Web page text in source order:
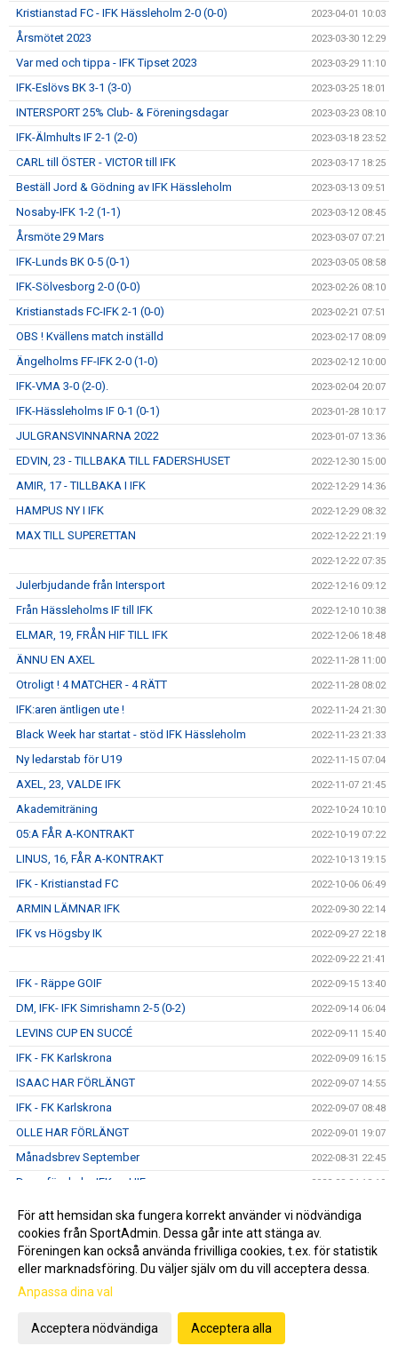
Kristianstad FC - IFK Hässleholm 2-0 (0-0) 2023-04-01 10:03
Årsmötet 2023 2023-03-30 12:29
Var med och tippa - IFK Tipset 2023 2023-03-29 11:10
IFK-Eslövs BK 3-1 (3-0) 2023-03-25 18:01
INTERSPORT 25% Club- & Föreningsdagar 2023-03-23 08:10
IFK-Älmhults IF 2-1 (2-0) 2023-03-18 23:52
CARL till ÖSTER - VICTOR till IFK 2023-03-17 18:25
Beställ Jord & Gödning av IFK Hässleholm 2023-03-13 09:51
Nosaby-IFK 1-2 (1-1) 2023-03-12 08:45
Årsmöte 29 Mars 2023-03-07 07:21
IFK-Lunds BK 0-5 (0-1) 2023-03-05 08:58
IFK-Sölvesborg 2-0 (0-0) 2023-02-26 08:10
Kristianstads FC-IFK 2-1 (0-0) 2023-02-21 07:51
OBS ! Kvällens match inställd 2023-02-17 08:09
Ängelholms FF-IFK 2-0 (1-0) 2023-02-12 10:00
IFK-VMA 3-0 (2-0). 2023-02-04 20:07
IFK-Hässleholms IF 0-1 (0-1) 2023-01-28 10:17
JULGRANSVINNARNA 2022 2023-01-07 13:36
EDVIN, 23 - TILLBAKA TILL FADERSHUSET 2022-12-30 15:00
AMIR, 17 - TILLBAKA I IFK 2022-12-29 14:36
HAMPUS NY I IFK 2022-12-29 08:32
MAX TILL SUPERETTAN 2022-12-22 21:19
2022-12-22 07:35
Julerbjudande från Intersport 2022-12-16 09:12
Från Hässleholms IF till IFK 2022-12-10 10:38
ELMAR, 19, FRÅN HIF TILL IFK 2022-12-06 18:48
ÄNNU EN AXEL 2022-11-28 11:00
Otroligt ! 4 MATCHER - 4 RÄTT 2022-11-28 08:02
IFK:aren äntligen ute ! 2022-11-24 21:30
Black Week har startat - stöd IFK Hässleholm 2022-11-23 21:33
Ny ledarstab för U19 2022-11-15 07:04
AXEL, 23, VALDE IFK 2022-11-07 21:45
Akademiträning 2022-10-24 10:10
05:A FÅR A-KONTRAKT 2022-10-19 07:22
LINUS, 16, FÅR A-KONTRAKT 2022-10-13 19:15
IFK - Kristianstad FC 2022-10-06 06:49
ARMIN LÄMNAR IFK 2022-09-30 22:14
IFK vs Högsby IK 2022-09-27 22:18
2022-09-22 21:41
IFK - Räppe GOIF 2022-09-15 13:40
DM, IFK- IFK Simrishamn 2-5 (0-2) 2022-09-14 06:04
LEVINS CUP EN SUCCÉ 2022-09-11 15:40
IFK - FK Karlskrona 2022-09-09 16:15
ISAAC HAR FÖRLÄNGT 2022-09-07 14:55
IFK - FK Karlskrona 2022-09-07 08:48
OLLE HAR FÖRLÄNGT 2022-09-01 19:07
Månadsbrev September 2022-08-31 22:45
Dags för derby IFK vs HIF 2022-08-24 18:19
Teo hälsar och tackar! 2022-08-18 18:17
DM, BK Olympic-IFK 0-7 (0-3) 2022-08-18 05:59
IFK Hässleholm U19 2022-08-14 18:08
Månadsbrev Augusti
För att hemsidan ska fungera korrekt använder vi nödvändiga
cookies från SportAdmin. Dessa går inte att stänga av.
Föreningen kan också använda frivilliga cookies, t.ex. för statistik
eller marknadsföring. Du väljer själv om du vill acceptera dessa.
Anpassa dina val
Acceptera nödvändiga Acceptera alla